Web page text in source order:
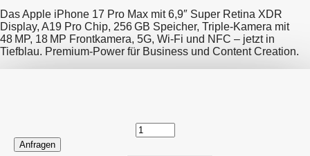
125.09€
Das Apple iPhone 17 Pro Max mit 6,9″ Super Retina XDR
Display, A19 Pro Chip, 256 GB Speicher, Triple-Kamera mit
48 MP, 18 MP Frontkamera, 5G, Wi-Fi und NFC – jetzt in
Tiefblau. Premium-Power für Business und Content Creation.
Anfragen